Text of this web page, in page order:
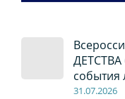
ДЕТСТВА
события
31.07.2026